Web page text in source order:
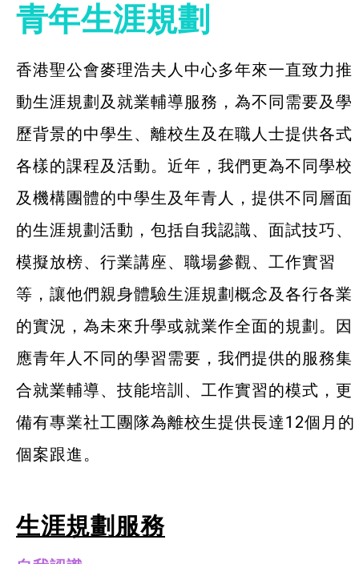
就業及求職
特別服務項目
賽馬會「飛躍‧拍住上」計劃
青年生涯規劃
展翅青年就業計劃
最新消息
服務單位及聯絡
青年生涯規劃
香港聖公會麥理浩夫人中心多年來一直致力推
動生涯規劃及就業輔導服務，為不同需要及學
歷背景的中學生、離校生及在職人士提供各式
各樣的課程及活動。近年，我們更為不同學校
及機構團體的中學生及年青人，提供不同層面
的生涯規劃活動，包括自我認識、面試技巧、
模擬放榜、行業講座、職場參觀、工作實習
等，讓他們親身體驗生涯規劃概念及各行各業
的實況，為未來升學或就業作全面的規劃。因
應青年人不同的學習需要，我們提供的服務集
合就業輔導、技能培訓、工作實習的模式，更
備有專業社工團隊為離校生提供長達12個月的
個案跟進。
生涯規劃服務